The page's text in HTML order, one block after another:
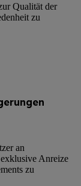
Qualität der
zu
an
Anreize
zu